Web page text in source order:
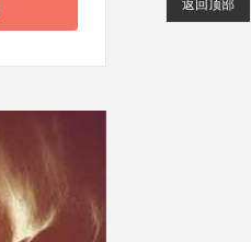
返回顶部